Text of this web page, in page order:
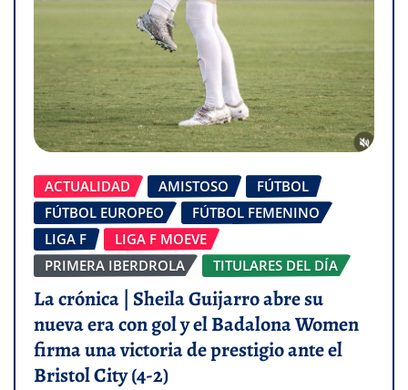
ACTUALIDAD AMISTOSO
FÚTBOL
FÚTBOL EUROPEO
FÚTBOL FEMENINO
LIGA F
LIGA F MOEVE
PRIMERA IBERDROLA
TITULARES DEL DÍA
La crónica | Sheila Guijarro abre su
nueva era con gol y el Badalona Women
firma una victoria de prestigio ante el
Bristol City (4-2)